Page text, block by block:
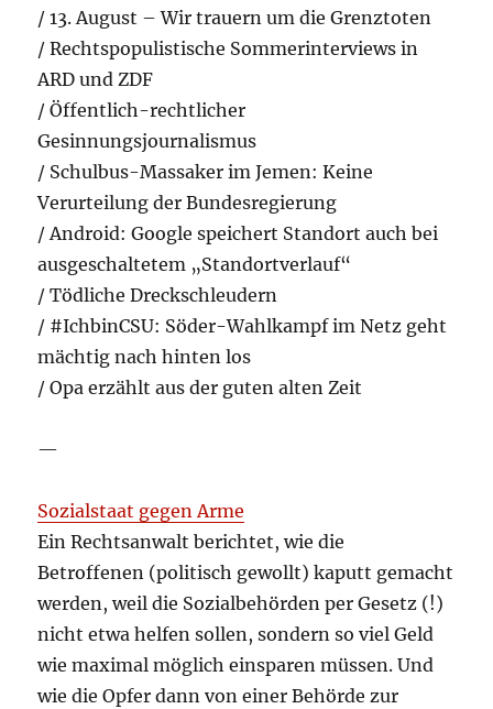
/ 13. August – Wir trauern um die Grenztoten
/ Rechtspopulistische Sommerinterviews in
ARD und ZDF
/ Öffentlich-rechtlicher
Gesinnungsjournalismus
/ Schulbus-Massaker im Jemen: Keine
Verurteilung der Bundesregierung
/ Android: Google speichert Standort auch bei
ausgeschaltetem „Standortverlauf“
/ Tödliche Dreckschleudern
/ #IchbinCSU: Söder-Wahlkampf im Netz geht
mächtig nach hinten los
/ Opa erzählt aus der guten alten Zeit
—
Sozialstaat gegen Arme
Ein Rechtsanwalt berichtet, wie die
Betroffenen (politisch gewollt) kaputt gemacht
werden, weil die Sozialbehörden per Gesetz (!)
nicht etwa helfen sollen, sondern so viel Geld
wie maximal möglich einsparen müssen. Und
wie die Opfer dann von einer Behörde zur